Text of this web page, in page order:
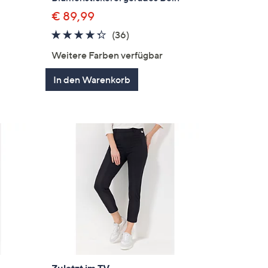
€ 89,99
4.2
(36)
Weitere Farben verfügbar
In den Warenkorb